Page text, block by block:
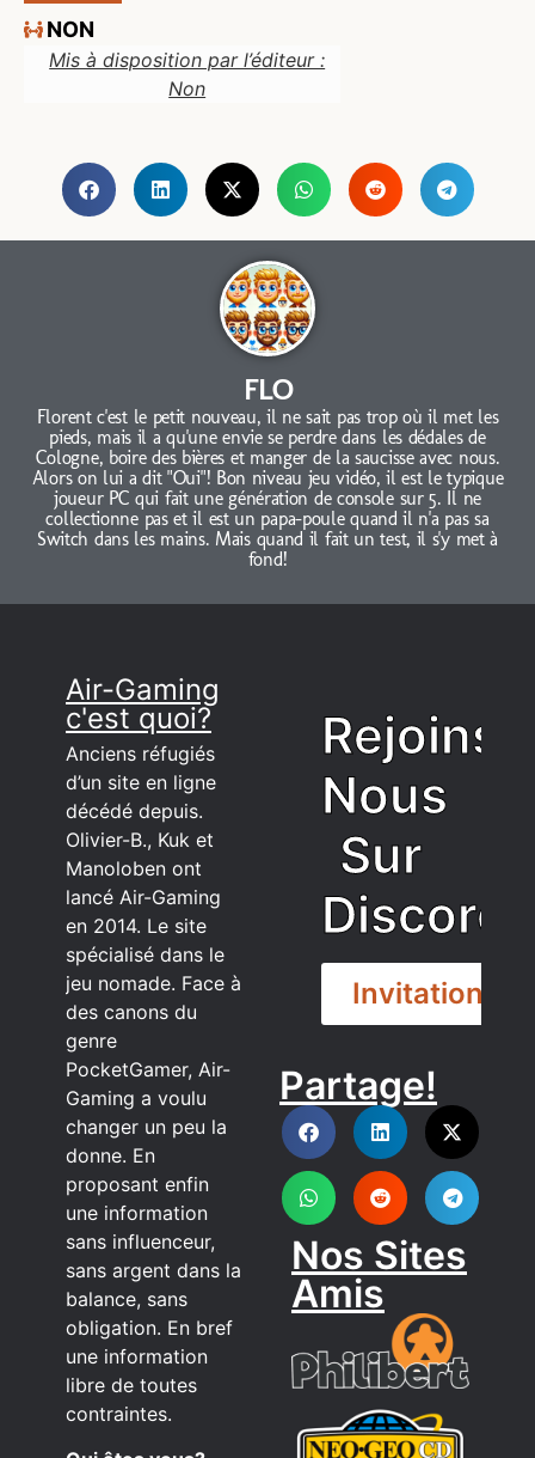
NON
Mis à disposition par l’éditeur :
Non
FLO
Florent c'est le petit nouveau, il ne sait pas trop où il met les
pieds, mais il a qu'une envie se perdre dans les dédales de
Cologne, boire des bières et manger de la saucisse avec nous.
Alors on lui a dit "Oui"! Bon niveau jeu vidéo, il est le typique
joueur PC qui fait une génération de console sur 5. Il ne
collectionne pas et il est un papa-poule quand il n'a pas sa
Switch dans les mains. Mais quand il fait un test, il s'y met à
fond!
Air-Gaming
c'est quoi?
Anciens réfugiés
d’un site en ligne
décédé depuis.
Olivier-B., Kuk et
Manoloben ont
lancé Air-Gaming
en 2014. Le site
spécialisé dans le
jeu nomade. Face à
des canons du
genre
PocketGamer, Air-
Gaming a voulu
changer un peu la
donne. En
proposant enfin
une information
sans influenceur,
sans argent dans la
balance, sans
obligation. En bref
une information
libre de toutes
contraintes.
Rejoins
Nous
Sur
Discord
Invitation
DISCORD
Partage!
Nos Sites
Amis